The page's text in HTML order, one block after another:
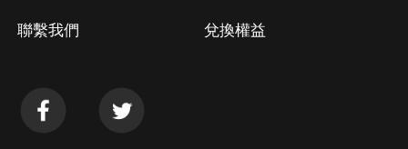
聯繫我們 兌換權益